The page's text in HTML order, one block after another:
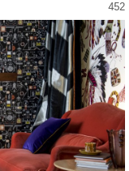
452